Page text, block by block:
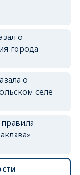
о
города
о
селе